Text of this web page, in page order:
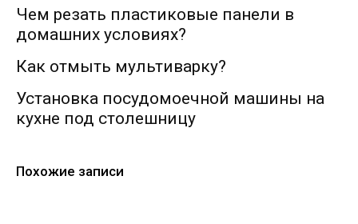
Чем резать пластиковые панели в
домашних условиях?
Как отмыть мультиварку?
Установка посудомоечной машины на
кухне под столешницу
Похожие записи